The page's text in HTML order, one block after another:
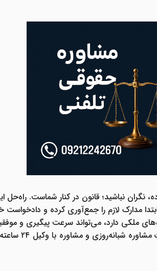
نگران نباشید؛ قانون در کنار شماست. راه‌حل
مدارک لازم را جمع‌آوری کرده و دادخواست
ملکی دارد، می‌تواند سرعت پیگیری و
مشاوره شبانه‌روزی و مشاوره با وکیل ۲۴ ساعته